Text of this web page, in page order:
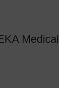
Medical